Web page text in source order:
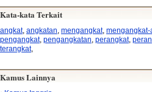
Kata-kata Terkait
angkat, angkatan mengangkat, mengangkat-
pengangkat, pengangkatan perangkat,
terangkat,
Kamus Lainnya